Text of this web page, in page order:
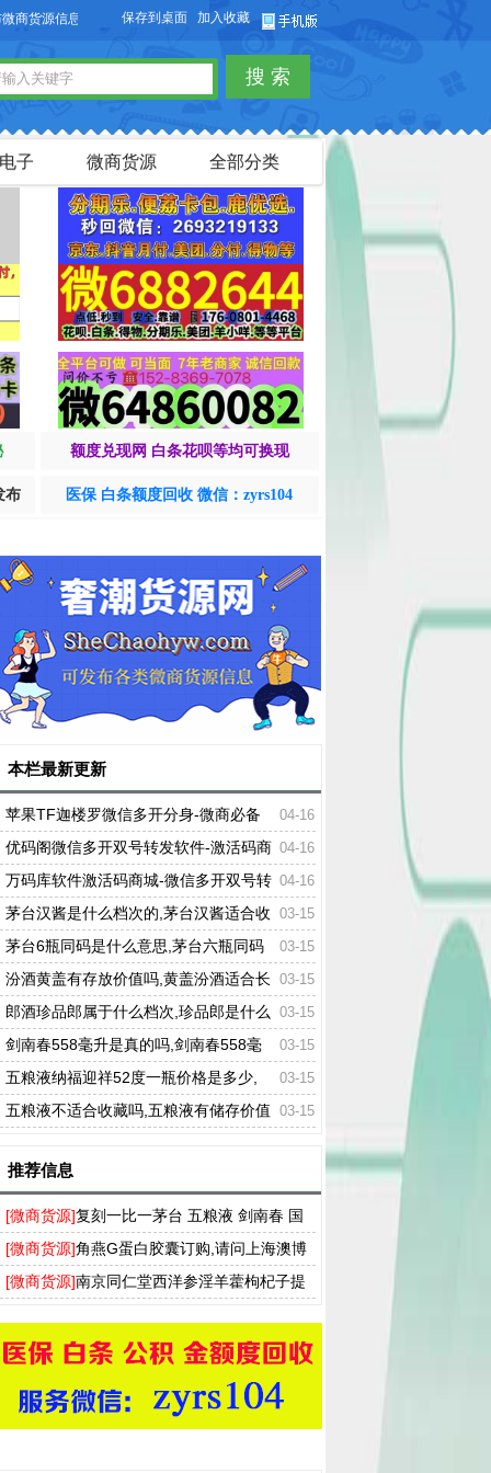
信息，免费发布供求信息，也可以免费发布淘宝客商品信息。
保存到桌面 加入收藏
搜 索
子 微商货源 全部分类
额度兑现网 白条花呗等均可换现
布 医保 白条额度回收 微信：zyrs104
栏最新更新
04-16
苹果TF迦楼罗微信多开分身-微商必备
自带百款营销功能 04-16
优码阁微信多开双号转发软件-激活码商
城-24小时自动发货 04-16
万码库软件激活码商城-微信多开双号转
发-24小时自动发卡 03-15
茅台汉酱是什么档次的,茅台汉酱适合收
藏吗 03-15
茅台6瓶同码是什么意思,茅台六瓶同码
是不来着同一件 03-15
汾酒黄盖有存放价值吗,黄盖汾酒适合长
期存放吗 03-15
郎酒珍品郎属于什么档次,珍品郎是什么
级别 03-15
剑南春558毫升是真的吗,剑南春558毫
升的是正品吗 03-15
五粮液纳福迎祥52度一瓶价格是多少,
五粮液52度纳福多少钱一瓶 03-15
五粮液不适合收藏吗,五粮液有储存价值
荐信息
[微商货源]复刻一比一茅台 五粮液 剑南春 国
窖 厂家直营供货，支持货到付款
[微商货源]角燕G蛋白胶囊订购,请问上海澳博
角燕G蛋白胶囊哪有卖的
[微商货源]南京同仁堂西洋参淫羊藿枸杞子提